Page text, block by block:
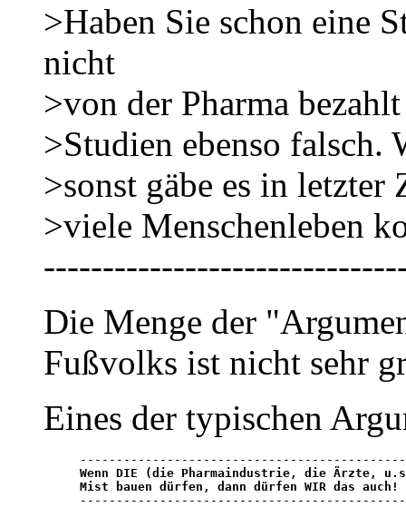
>Haben Sie schon eine
nicht
>von der Pharma
>Studien ebenso falsch.
>sonst gäbe es in
>viele Menschenleben
Die Menge der
Fußvolks ist nicht sehr
Eines der typischen
Wenn DIE (die Pharmaindustrie, die Ärzte,
Mist bauen dürfen, dann dürfen WIR das auch!